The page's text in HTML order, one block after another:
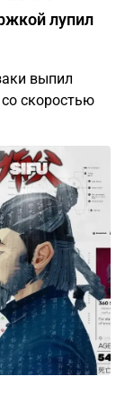
лупил
выпил
скоростью